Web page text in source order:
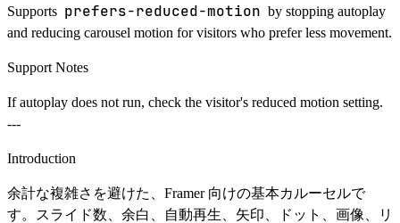
Supports prefers-reduced-motion by stopping autoplay
and reducing carousel motion for visitors who prefer less movement.
Support Notes
If autoplay does not run, check the visitor's reduced motion setting.
---
Introduction
余計な複雑さを避けた、Framer 向けの基本カルーセルで
す。スライド数、余白、自動再生、矢印、ドット、画像、リ